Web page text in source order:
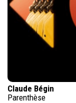
Claude Bégin
Parenthèse